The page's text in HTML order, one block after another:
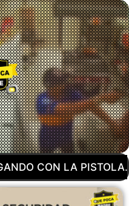
GUARDIA NACIONAL